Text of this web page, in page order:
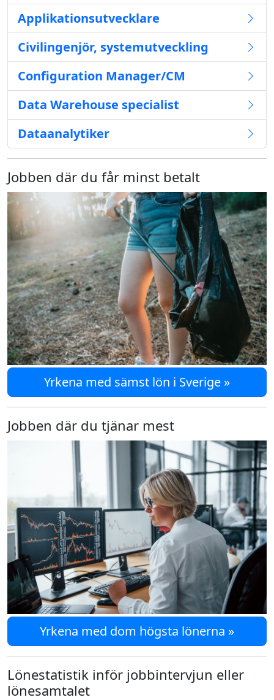
Applikationsutvecklare
Civilingenjör, systemutveckling
Configuration Manager/CM
Data Warehouse specialist
Dataanalytiker
Jobben där du får minst betalt
Yrkena med sämst lön i Sverige »
Jobben där du tjänar mest
Yrkena med dom högsta lönerna »
Lönestatistik inför jobbintervjun eller
lönesamtalet